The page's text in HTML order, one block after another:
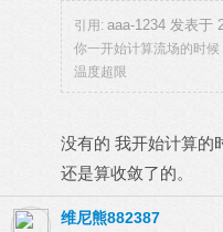
引用: aaa-1234 发表于
你一开始计算流场的时
温度超限
没有的 我开始计算的
还是算收敛了的。
维尼熊882387